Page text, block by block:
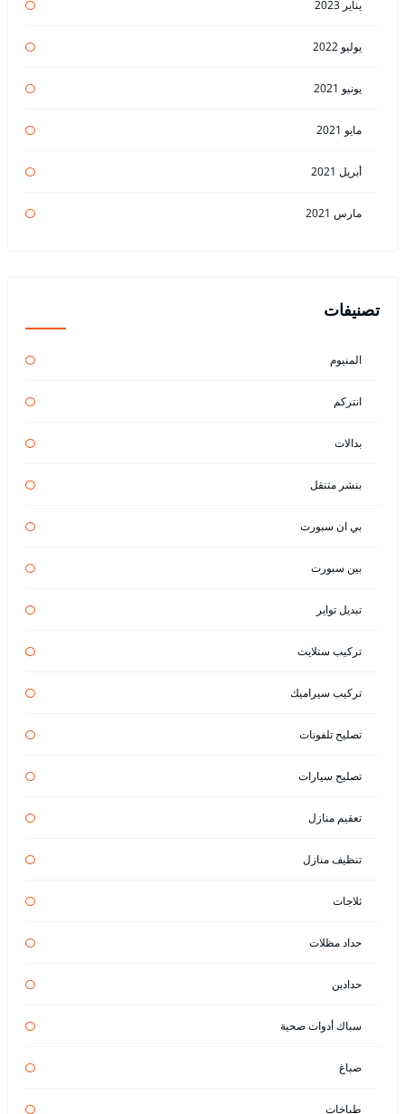
يناير 2023
يوليو 2022
يونيو 2021
مايو 2021
أبريل 2021
مارس 2021
تصنيفات
المنيوم
انتركم
بدالات
بنشر متنقل
بي ان سبورت
بين سبورت
تبديل تواير
تركيب ستلايت
تركيب سيراميك
تصليح تلفونات
تصليح سيارات
تعقيم منازل
تنظيف منازل
ثلاجات
حداد مظلات
حدادين
سباك أدوات صحية
صباغ
طباخات